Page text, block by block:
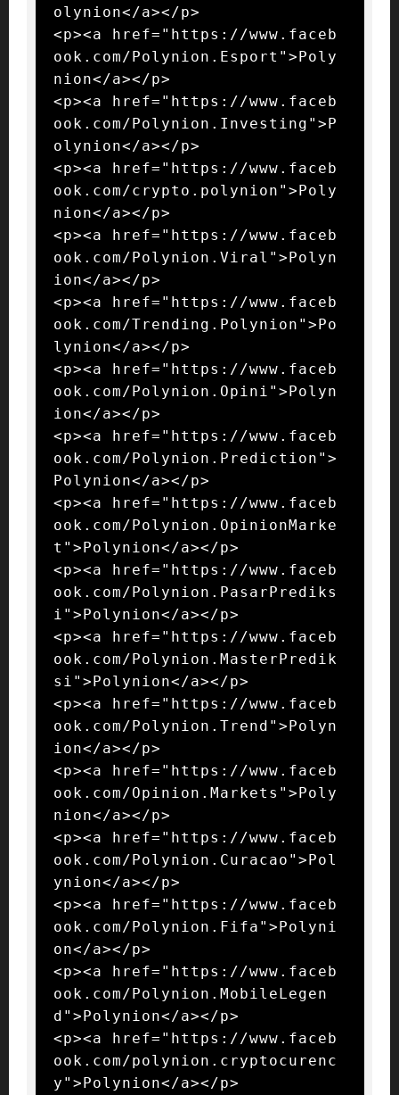
olynion</a></p>
<p><a href="https://www.faceb
ook.com/Polynion.Esport">Poly
nion</a></p>
<p><a href="https://www.faceb
ook.com/Polynion.Investing">P
olynion</a></p>
<p><a href="https://www.faceb
ook.com/crypto.polynion">Poly
nion</a></p>
<p><a href="https://www.faceb
ook.com/Polynion.Viral">Polyn
ion</a></p>
<p><a href="https://www.faceb
ook.com/Trending.Polynion">Po
lynion</a></p>
<p><a href="https://www.faceb
ook.com/Polynion.Opini">Polyn
ion</a></p>
<p><a href="https://www.faceb
ook.com/Polynion.Prediction">
Polynion</a></p>
<p><a href="https://www.faceb
ook.com/Polynion.OpinionMarke
t">Polynion</a></p>
<p><a href="https://www.faceb
ook.com/Polynion.PasarPrediks
i">Polynion</a></p>
<p><a href="https://www.faceb
ook.com/Polynion.MasterPredik
si">Polynion</a></p>
<p><a href="https://www.faceb
ook.com/Polynion.Trend">Polyn
ion</a></p>
<p><a href="https://www.faceb
ook.com/Opinion.Markets">Poly
nion</a></p>
<p><a href="https://www.faceb
ook.com/Polynion.Curacao">Pol
ynion</a></p>
<p><a href="https://www.faceb
ook.com/Polynion.Fifa">Polyni
on</a></p>
<p><a href="https://www.faceb
ook.com/Polynion.MobileLegen
d">Polynion</a></p>
<p><a href="https://www.faceb
ook.com/polynion.cryptocurenc
y">Polynion</a></p>